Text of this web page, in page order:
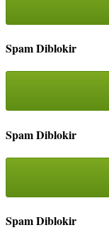
Spam Diblokir
Spam Diblokir
Spam Diblokir